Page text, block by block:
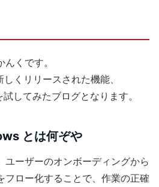
くです。
くリリースされた機能、
してみたブログとなります。
とは何ぞや
ーザーのオンボーディングから
フロー化することで、作業の正確